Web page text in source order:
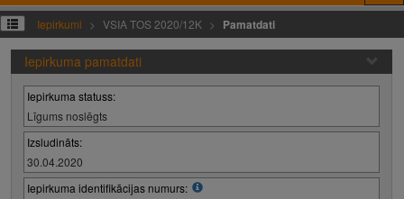
Iepirkumi VSIA TOS 2020/12K Pamatdati
Iepirkuma pamatdati
Iepirkuma statuss:
Līgums noslēgts
Izsludināts:
30.04.2020
Iepirkuma identifikācijas numurs: